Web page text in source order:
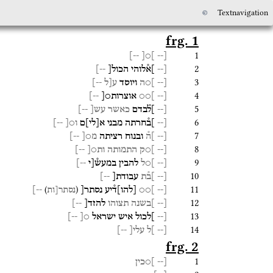
© Textnavigation
frg. 1
1
[--
]○[
--]
2
[-- ]א֯לוהי הכול[ --]
3
[-- ]○ה ויוסד ע[ל --]
4
[--
]○○ אוצרות○[ --]
5
[-- ]ל֯בדם כאשר עש[ --]
6
[-- ]ב֯חרתה מבני א לי ם ו○[ --]
7
[-- ]ה֯ ובנוח רציתה מ○[ --]
8
[-- ]○ק התמותה ות○[ --]
9
[-- ]○ל להבין במעש֯[י --]
10
[-- ]ב֯ת עבודת[ --]
11
[--
]○○ להו ד֯יע נסתר[ (נסתר[ות)
--]
12
[-- ]בשנה תצוהו להזד[ --]
13
[-- ]לכול איש ישראל ○[
--]
14
[-- ]ל עלי[ --]
frg. 2
1
[-- ]○כין